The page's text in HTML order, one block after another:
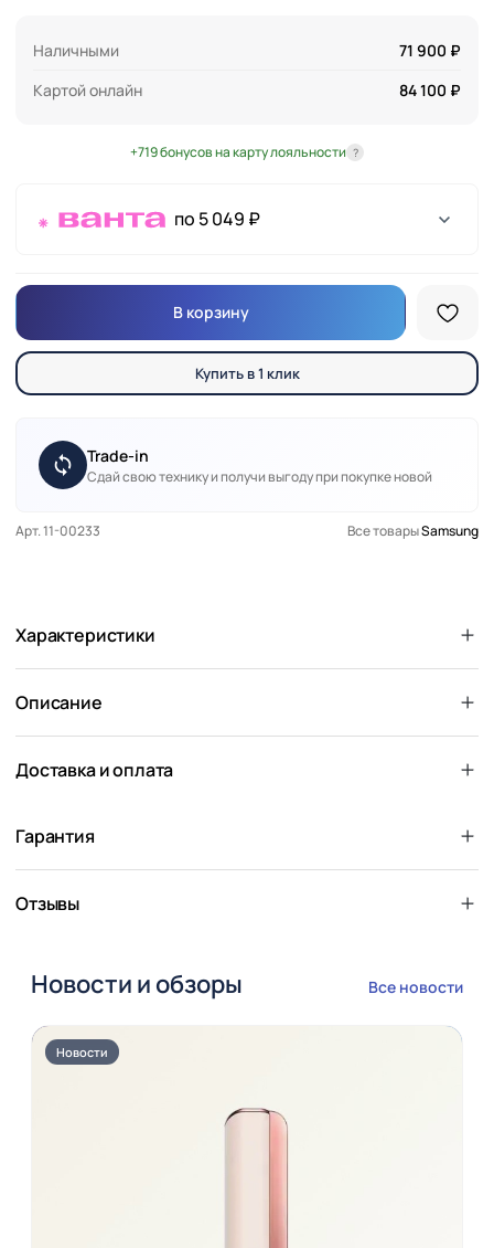
Наличными
71 900 ₽
Картой онлайн
84 100 ₽
+719 бонусов на карту лояльности ?
по 5 049 ₽
В корзину
Купить в 1 клик
Trade-in
Сдай свою технику и получи выгоду при покупке новой
Арт. 11-00233 Все товарыSamsung
Характеристики
Описание
Доставка и оплата
Гарантия
Отзывы
Новости и обзоры Все новости
Новости